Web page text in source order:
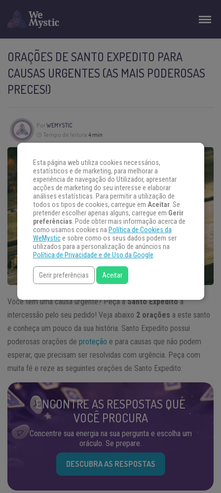
ORAÇÕES DE SANTO EXPEDITO PARA
CAUSAS URGENTES (AS MAIS PODEROSAS
PRECES!)
PorWEMYSTIC
Tempo de leitura:4 min
Você tem uma causa urgente? Peça aSanto Expeditoa
intercessão pelo seu pedido! Veja abaixo 2 orações a este santo
e conheça um pouco da sua história. Santo Expedito possui
poderosas orações de proteção e para causas que não podem
esperar, que precisam ser resolvidas com urgência. Peça com
muita fé e reze as seguintes orações de Santo Expedito:
ENCONTRE AS RESPOSTAS QUE
VOCÊ PROCURA
Concentre sua energia na sua pergunta e escolha um
oráculo. Se prepare.
DESCUBRA AS RESPOSTAS
Esta página web utiliza cookies necessários,
estatísticos e de marketing, para melhorar a
experiência de navegação do Utilizador, apresentar
acções de marketing do seu interesse e elaborar
análises estatísticas. Para permitir a utilização de
todos os tipos de cookies, carregue em Aceitar. Se
pretender escolher apenas alguns, carregue em Gerir
preferências. Pode obter mais informação acerca de
como usamos cookies na Política de Cookies da
WeMystice sobre como os seus dados podem ser
utilizados para a personalização de anúncios na
Política de Privacidade e de Uso da Google.
Gerir preferências Aceitar